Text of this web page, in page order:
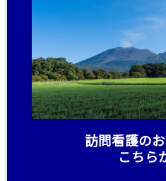
訪問看護の
こちら